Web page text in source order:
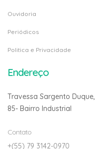
Ouvidoria
Periódicos
Politica e Privacidade
Endereço
Travessa Sargento Duque,
85- Bairro Industrial
Contato
+(55) 79 3142-0970